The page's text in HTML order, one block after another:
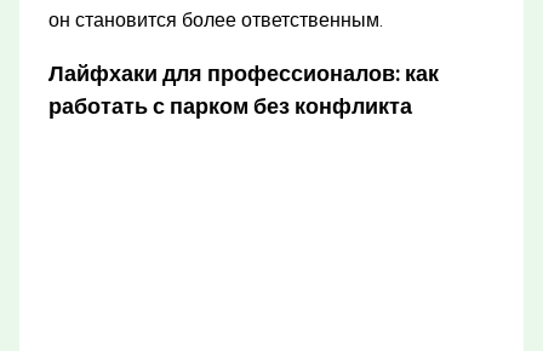
он становится более ответственным.
Лайфхаки для профессионалов: как
работать с парком без конфликта